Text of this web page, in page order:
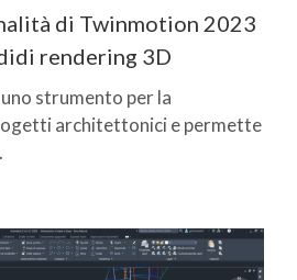
di Twinmotion 2023
rendering 3D
strumento per la
architettonici e permette